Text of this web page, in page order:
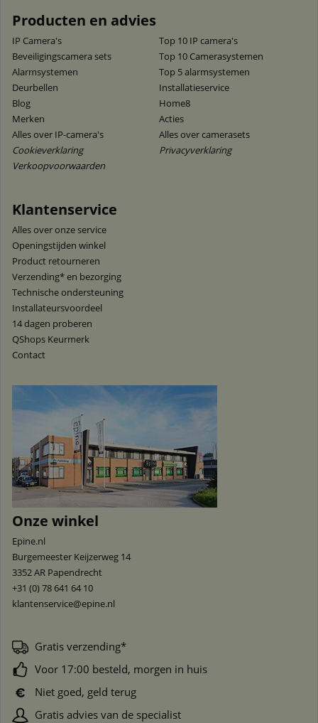
Producten en advies
IP Camera's
Top 10 IP camera's
Beveiligingscamera sets
Top 10 Camerasystemen
Alarmsystemen
Top 5 alarmsystemen
Deurbellen
Installatieservice
Blog
Home8
Merken
Acties
Alles over IP-camera's
Alles over camerasets
Cookieverklaring
Privacyverklaring
Verkoopvoorwaarden
Klantenservice
Alles over onze service
Openingstijden winkel
Product retourneren
Verzending* en bezorging
Technische ondersteuning
Installateursvoordeel
14 dagen proberen
QShops Keurmerk
Contact
Onze winkel
Epine.nl
Burgemeester Keijzerweg 14
3352 AR Papendrecht
+31 (0) 78 641 64 10
klantenservice@epine.nl
Gratis verzending*
Voor 17:00 besteld, morgen in huis
Niet goed, geld terug
Gratis advies van de specialist